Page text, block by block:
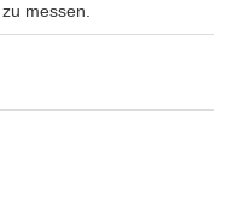
messen.